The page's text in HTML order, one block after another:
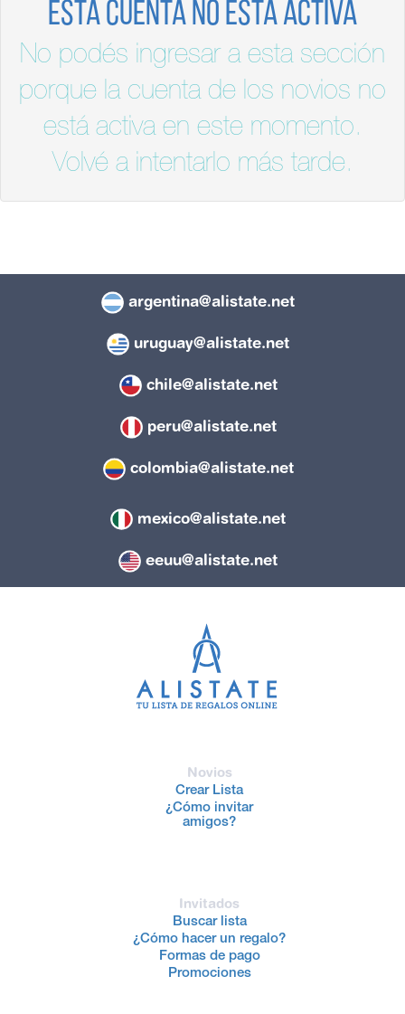
Esta cuenta no está activa
No podés ingresar a esta sección
porque la cuenta de los novios no
está activa en este momento.
Volvé a intentarlo más tarde.
argentina@alistate.net
uruguay@alistate.net
chile@alistate.net
peru@alistate.net
colombia@alistate.net
mexico@alistate.net
eeuu@alistate.net
Novios
Crear Lista
¿Cómo invitar
amigos?
Invitados
Buscar lista
¿Cómo hacer un regalo?
Formas de pago
Promociones